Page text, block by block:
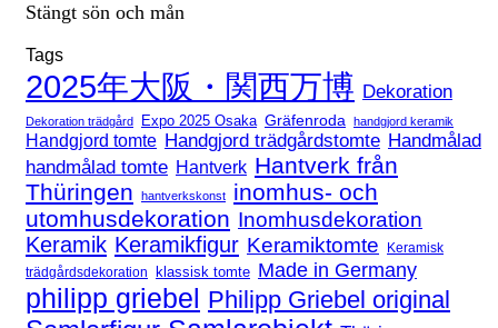
Stängt sön och mån
Tags
2025年大阪・関西万博 Dekoration
Dekoration trädgård Expo 2025 Osaka Gräfenroda handgjord keramik
Handgjord tomte Handgjord trädgårdstomte Handmålad
handmålad tomte Hantverk Hantverk från
Thüringen
hantverkskonst
inomhus- och
utomhusdekoration Inomhusdekoration
Keramik Keramikfigur Keramiktomte
Keramisk
trädgårdsdekoration
klassisk tomte Made in Germany
philipp griebel Philipp Griebel original